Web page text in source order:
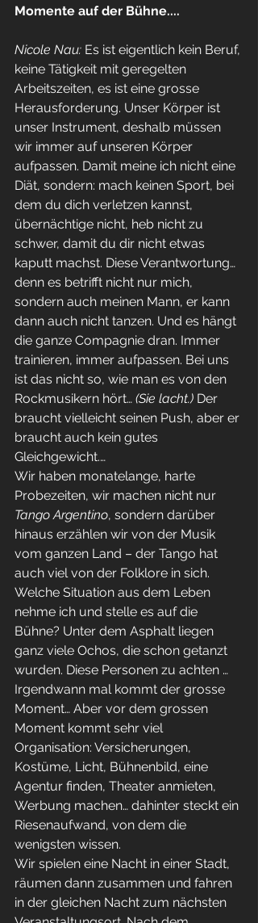
Momente auf der Bühne....
Nicole Nau: Es ist eigentlich kein Beruf,
keine Tätigkeit mit geregelten
Arbeitszeiten, es ist eine grosse
Herausforderung. Unser Körper ist
unser Instrument, deshalb müssen
wir immer auf unseren Körper
aufpassen. Damit meine ich nicht eine
Diät, sondern: mach keinen Sport, bei
dem du dich verletzen kannst,
übernächtige nicht, heb nicht zu
schwer, damit du dir nicht etwas
kaputt machst. Diese Verantwortung…
denn es betrifft nicht nur mich,
sondern auch meinen Mann, er kann
dann auch nicht tanzen. Und es hängt
die ganze Compagnie dran. Immer
trainieren, immer aufpassen. Bei uns
ist das nicht so, wie man es von den
Rockmusikern hört… (Sie lacht.) Der
braucht vielleicht seinen Push, aber er
braucht auch kein gutes
Gleichgewicht.…
Wir haben monatelange, harte
Probezeiten, wir machen nicht nur
Tango Argentino, sondern darüber
hinaus erzählen wir von der Musik
vom ganzen Land – der Tango hat
auch viel von der Folklore in sich.
Welche Situation aus dem Leben
nehme ich und stelle es auf die
Bühne? Unter dem Asphalt liegen
ganz viele Ochos, die schon getanzt
wurden. Diese Personen zu achten …
Irgendwann mal kommt der grosse
Moment… Aber vor dem grossen
Moment kommt sehr viel
Organisation: Versicherungen,
Kostüme, Licht, Bühnenbild, eine
Agentur finden, Theater anmieten,
Werbung machen… dahinter steckt ein
Riesenaufwand, von dem die
wenigsten wissen.
Wir spielen eine Nacht in einer Stadt,
räumen dann zusammen und fahren
in der gleichen Nacht zum nächsten